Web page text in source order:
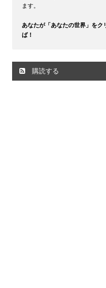
ます。
あなたが「あなたの世界」を
ば！
購読する